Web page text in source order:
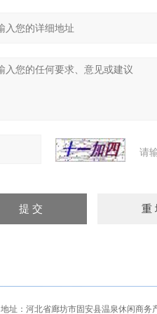
请
地址：河北省廊坊市固安县温泉休闲商务